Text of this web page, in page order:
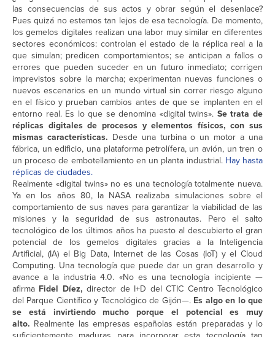
las consecuencias de sus actos y obrar según el desenlace?
Pues quizá no estemos tan lejos de esa tecnología. De momento,
los gemelos digitales realizan una labor muy similar en diferentes
sectores económicos: controlan el estado de la réplica real a la
que simulan; predicen comportamientos; se anticipan a fallos o
errores que pueden suceder en un futuro inmediato; corrigen
imprevistos sobre la marcha; experimentan nuevas funciones o
nuevos escenarios en un mundo virtual sin correr riesgo alguno
en el físico y prueban cambios antes de que se implanten en el
entorno real. Es lo que se denomina «digital twins». Se trata de
réplicas digitales de procesos y elementos físicos, con sus
mismas características. Desde una turbina o un motor a una
fábrica, un edificio, una plataforma petrolífera, un avión, un tren o
un proceso de embotellamiento en un planta industrial. Hay hasta
réplicas de ciudades.
Realmente «digital twins» no es una tecnología totalmente nueva.
Ya en los años 80, la NASA realizaba simulaciones sobre el
comportamiento de sus naves para garantizar la viabilidad de las
misiones y la seguridad de sus astronautas. Pero el salto
tecnológico de los últimos años ha puesto al descubierto el gran
potencial de los gemelos digitales gracias a la Inteligencia
Artificial, (IA) el Big Data, Internet de las Cosas (IoT) y el Cloud
Computing. Una tecnología que puede dar un gran desarrollo y
avance a la industria 4.0. «No es una tecnología incipiente —
afirma Fidel Díez, director de I+D del CTIC Centro Tecnológico
del Parque Científico y Tecnológico de Gijón—. Es algo en lo que
se está invirtiendo mucho porque el potencial es muy
alto. Realmente las empresas españolas están preparadas y lo